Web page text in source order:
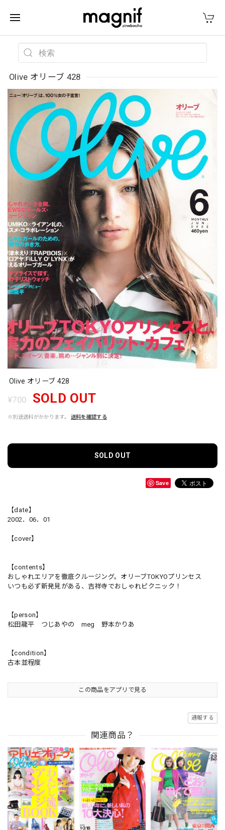
Olive オリーブ 428
Olive オリーブ 428
¥700 SOLD OUT
※別途送料がかかります。 送料を確認する
SOLD OUT
Save
【date】
2002．06．01
【cover】
【contents】
おしゃれエリアを徹底クルージング。オリーブTOKYOプリンセス
いつも必ず新発見がある、吉祥寺でおしゃれピクニック！
【person】
松田龍平 つじあやの meg 野本かりあ
【condition】
古本並程度
この商品をアプリで見る
通報する
関連商品？